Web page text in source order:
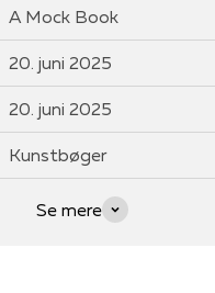
A Mock Book
20. juni 2025
20. juni 2025
Kunstbøger
Se mere